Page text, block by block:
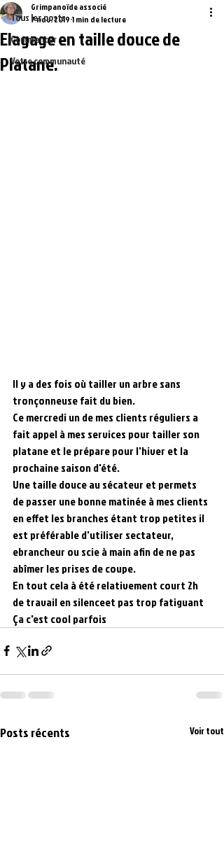
Tous les posts
Commencer
Votre communauté
Elagage en taille douce de
Platane.
Grimpanoïde associé
7 nov. 2019 1 min de lecture
Il y a des fois où tailler un arbre sans
tronçonneuse fait du bien.
Ce mercredi un de mes clients réguliers a
fait appel à mes services pour tailler son
platane et le prépare pour l'hiver et la
prochaine saison d'été.
Une taille douce au sécateur et permets
de passer une bonne matinée à mes clients
en effet les branches étant trop petites il
est préférable d'utiliser sectateur,
ebrancheur ou scie à main afin de ne pas
abîmer les prises de coupe.
En tout cela à été relativement court 2h
de travail en silenceet pas trop fatiguant
Ça c'est cool parfois
Posts récents Voir tout